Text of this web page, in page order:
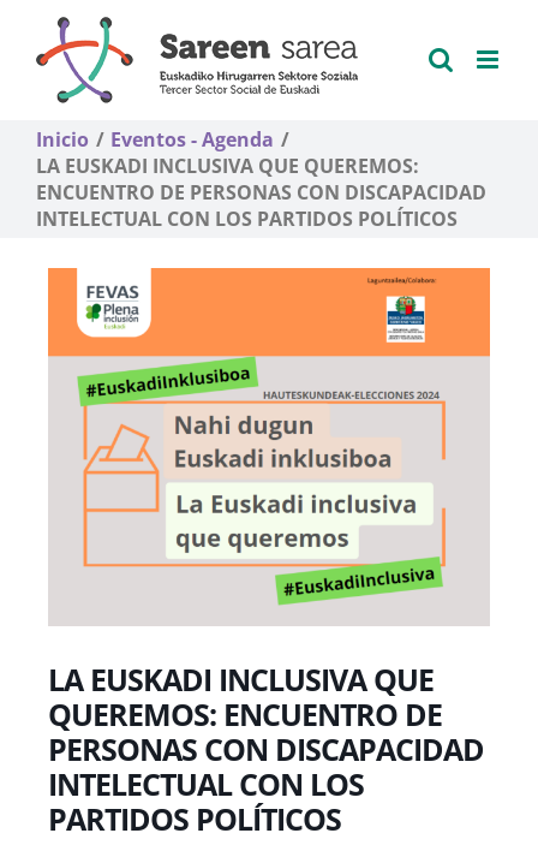
contenido
Inicio
Eventos - Agenda
LA EUSKADI INCLUSIVA QUE QUEREMOS:
ENCUENTRO DE PERSONAS CON DISCAPACIDAD
INTELECTUAL CON LOS PARTIDOS POLÍTICOS
LA EUSKADI INCLUSIVA QUE
QUEREMOS: ENCUENTRO DE
PERSONAS CON DISCAPACIDAD
INTELECTUAL CON LOS
PARTIDOS POLÍTICOS